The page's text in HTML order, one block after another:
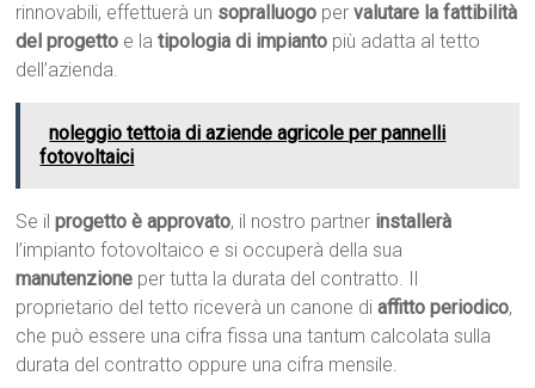
rinnovabili, effettuerà un sopralluogo pervalutare la fattibilità
del progetto e latipologia di impianto più adatta al tetto
dell’azienda.
noleggio tettoia di aziende agricole per pannelli
fotovoltaici
Se ilprogetto è approvato, il nostro partner installerà
l’impianto fotovoltaico e si occuperà della sua
manutenzione per tutta la durata del contratto. Il
proprietario del tetto riceverà un canone diaffitto periodico,
che può essere una cifra fissa una tantum calcolata sulla
durata del contratto oppure una cifra mensile.